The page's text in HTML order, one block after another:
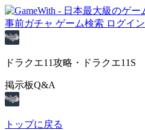
事前ガチャ ゲーム検索 ログイン
ドラクエ11攻略・ドラクエ11S
掲示板Q&A
トップに戻る